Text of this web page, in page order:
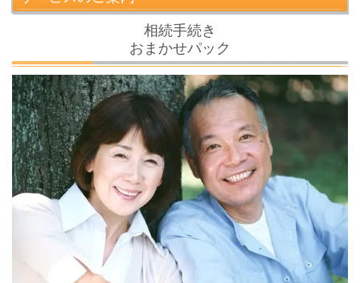
相続手続き
おまかせパック